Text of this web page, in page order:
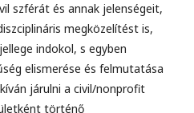
szférát és annak jelenségeit,
megközelítést is,
indokol, s egyben
elismerése és felmutatása
járulni a civil/nonprofit
történő